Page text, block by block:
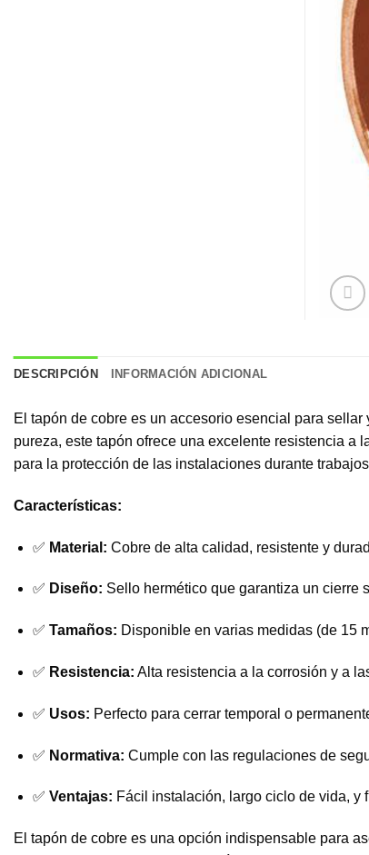
DESCRIPCIÓN INFORMACIÓN ADICIONAL
El tapón de cobre es un accesorio esencial para
pureza, este tapón ofrece una excelente resistencia a
para la protección de las instalaciones durante
Características:
✅ Material: Cobre de alta calidad, resistente y
✅ Diseño: Sello hermético que garantiza un cierre
✅ Tamaños: Disponible en varias medidas (de 15
✅ Resistencia: Alta resistencia a la corrosión y a
✅ Usos: Perfecto para cerrar temporal o
✅ Normativa: Cumple con las regulaciones de
✅ Ventajas: Fácil instalación, largo ciclo de vida, y
El tapón de cobre es una opción indispensable para